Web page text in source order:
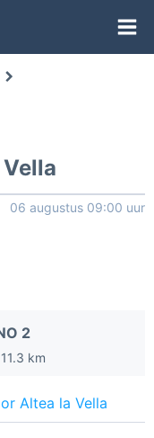
06 augustus 09:00 uur
2
km
Altea la Vella